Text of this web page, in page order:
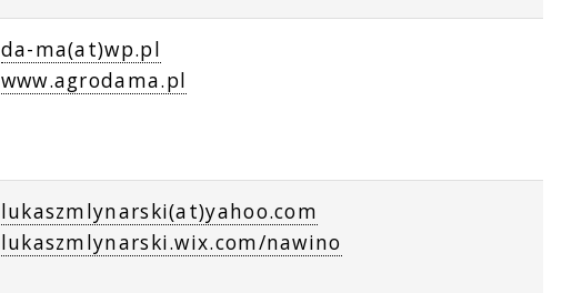
da-ma(at)wp.pl
www.agrodama.pl
lukaszmlynarski(at)yahoo.com
lukaszmlynarski.wix.com/nawino